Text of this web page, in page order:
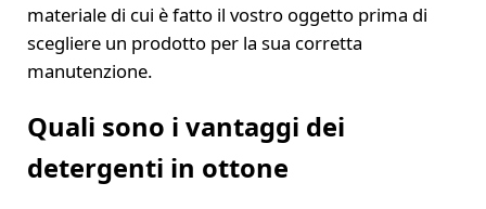
materiale di cui è fatto il vostro oggetto prima di
scegliere un prodotto per la sua corretta
manutenzione.
Quali sono i vantaggi dei
detergenti in ottone